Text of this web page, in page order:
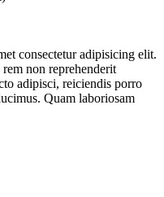
consectetur adipisicing elit.
rem non reprehenderit
adipisci, reiciendis porro
Quam laboriosam